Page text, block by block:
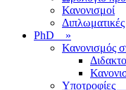
Κανονισμοί
PhD »
Κανονισμός
Υποτροφίες